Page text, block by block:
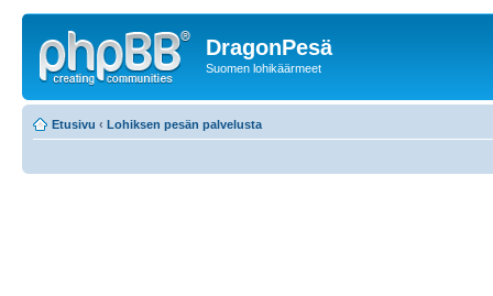
DragonPesä
Suomen lohikäärmeet
Etusivu ‹ Lohiksen pesän palvelusta